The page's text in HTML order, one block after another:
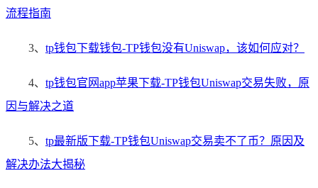
流程指南
3、 tp钱包下载钱包-TP钱包没有Uniswap，该如何应对？
4、 tp钱包官网app苹果下载-TP钱包Uniswap交易失败，原
因与解决之道
5、 tp最新版下载-TP钱包Uniswap交易卖不了币？原因及
解决办法大揭秘